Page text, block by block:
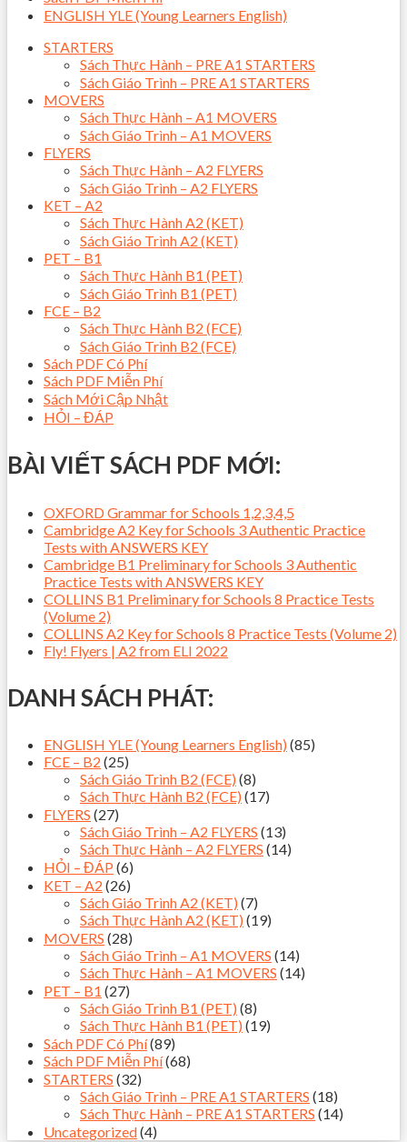
ENGLISH YLE (Young Learners English)
STARTERS
Sách Thực Hành – PRE A1 STARTERS
Sách Giáo Trình – PRE A1 STARTERS
MOVERS
Sách Thực Hành – A1 MOVERS
Sách Giáo Trình – A1 MOVERS
FLYERS
Sách Thực Hành – A2 FLYERS
Sách Giáo Trình – A2 FLYERS
KET – A2
Sách Thực Hành A2 (KET)
Sách Giáo Trình A2 (KET)
PET – B1
Sách Thực Hành B1 (PET)
Sách Giáo Trình B1 (PET)
FCE – B2
Sách Thực Hành B2 (FCE)
Sách Giáo Trình B2 (FCE)
Sách PDF Có Phí
Sách PDF Miễn Phí
Sách Mới Cập Nhật
HỎI – ĐÁP
BÀI VIẾT SÁCH PDF MỚI:
OXFORD Grammar for Schools 1,2,3,4,5
Cambridge A2 Key for Schools 3 Authentic Practice
Tests with ANSWERS KEY
Cambridge B1 Preliminary for Schools 3 Authentic
Practice Tests with ANSWERS KEY
COLLINS B1 Preliminary for Schools 8 Practice Tests
(Volume 2)
COLLINS A2 Key for Schools 8 Practice Tests (Volume 2)
Fly! Flyers | A2 from ELI 2022
DANH SÁCH PHÁT:
ENGLISH YLE (Young Learners English) (85)
FCE – B2 (25)
Sách Giáo Trình B2 (FCE) (8)
Sách Thực Hành B2 (FCE) (17)
FLYERS (27)
Sách Giáo Trình – A2 FLYERS (13)
Sách Thực Hành – A2 FLYERS (14)
HỎI – ĐÁP (6)
KET – A2 (26)
Sách Giáo Trình A2 (KET) (7)
Sách Thực Hành A2 (KET) (19)
MOVERS (28)
Sách Giáo Trình – A1 MOVERS (14)
Sách Thực Hành – A1 MOVERS (14)
PET – B1 (27)
Sách Giáo Trình B1 (PET) (8)
Sách Thực Hành B1 (PET) (19)
Sách PDF Có Phí(89)
Sách PDF Miễn Phí(68)
STARTERS (32)
Sách Giáo Trình – PRE A1 STARTERS (18)
Sách Thực Hành – PRE A1 STARTERS (14)
Uncategorized(4)